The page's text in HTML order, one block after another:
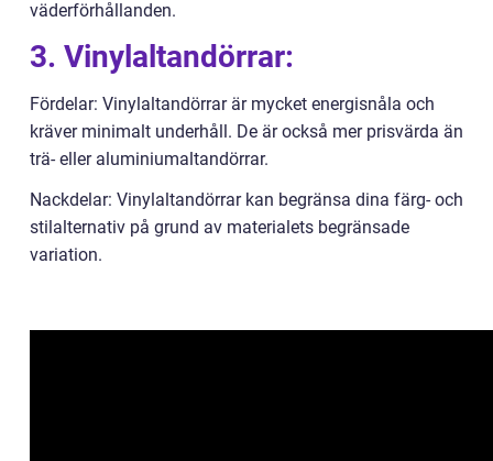
väderförhållanden.
3. Vinylaltandörrar:
Fördelar: Vinylaltandörrar är mycket energisnåla och
kräver minimalt underhåll. De är också mer prisvärda än
trä- eller aluminiumaltandörrar.
Nackdelar: Vinylaltandörrar kan begränsa dina färg- och
stilalternativ på grund av materialets begränsade
variation.